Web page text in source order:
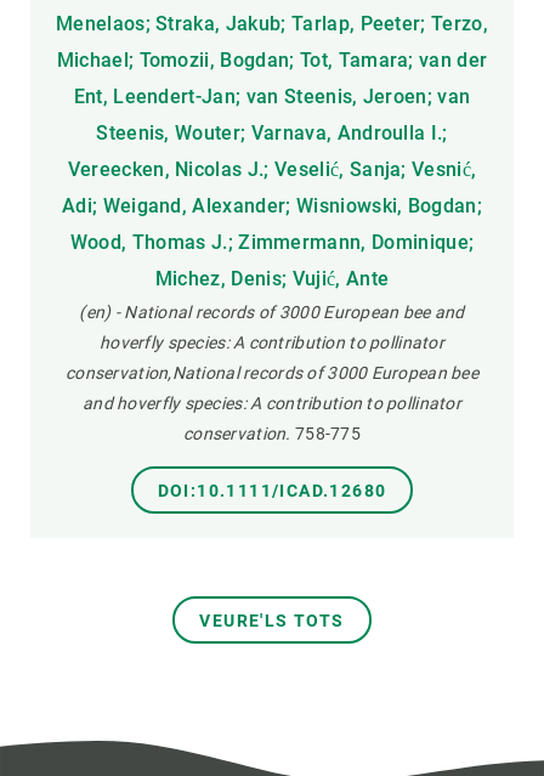
Menelaos; Straka, Jakub; Tarlap, Peeter; Terzo,
Michael; Tomozii, Bogdan; Tot, Tamara; van der
Ent, Leendert-Jan; van Steenis, Jeroen; van
Steenis, Wouter; Varnava, Androulla I.;
Vereecken, Nicolas J.; Veselić, Sanja; Vesnić,
Adi; Weigand, Alexander; Wisniowski, Bogdan;
Wood, Thomas J.; Zimmermann, Dominique;
Michez, Denis; Vujić, Ante
(en) - National records of 3000 European bee and
hoverfly species: A contribution to pollinator
conservation,National records of 3000 European bee
and hoverfly species: A contribution to pollinator
conservation. 758-775
DOI:10.1111/ICAD.12680
VEURE'LS TOTS